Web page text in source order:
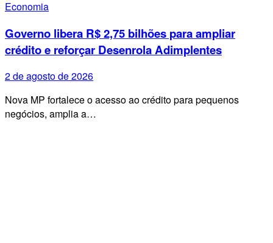
Economia
Governo libera R$ 2,75 bilhões para ampliar
crédito e reforçar Desenrola Adimplentes
2 de agosto de 2026
Nova MP fortalece o acesso ao crédito para pequenos
negócios, amplia a…